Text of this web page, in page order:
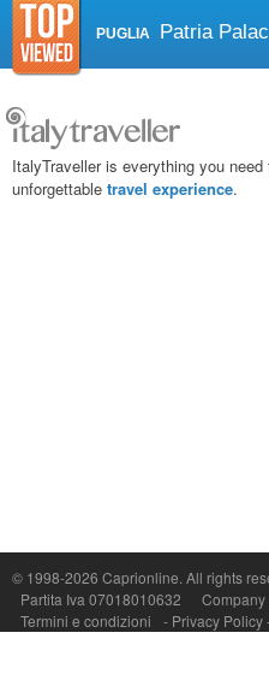
PUGLIA Patria
ItalyTraveller is everything you need
unforgettable travel experience.
© 1998-2026 Caprionline. All rights
Partita Iva 07018010632
Company
Termini e condizioni
- Privacy Policy
P.Iva, C.F. e n.Reg.Imprese Napoli: